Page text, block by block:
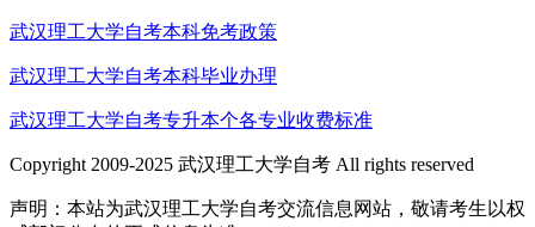
武汉理工大学自考本科免考政策
武汉理工大学自考本科毕业办理
武汉理工大学自考专升本个各专业收费标准
Copyright 2009-2025 武汉理工大学自考 All rights reserved
声明：本站为武汉理工大学自考交流信息网站，敬请考生以权